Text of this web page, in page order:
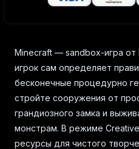
Minecraft — sandbox-игра от
игрок сам определяет
бесконечные процедурно
стройте сооружения от
грандиозного замка и
монстрам. В режиме
ресурсы для чистого